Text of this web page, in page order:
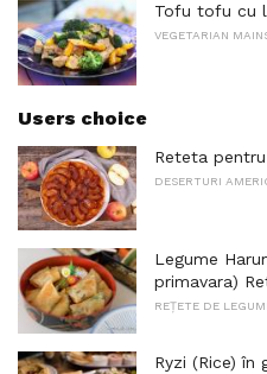
Tofu tofu cu
VEGETARIAN
Users choice
Reteta
DESERTURI
Legume
primavara)
REȚETE DE
Ryzi (Rice) în